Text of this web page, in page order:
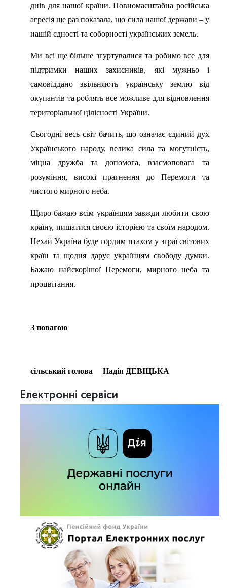
днів для нашої країни. Повномасштабна російська
агресія ще раз показала, що сила нашої держави – у
нашій єдності та соборності українських земель.
Ми всі ще більше згуртувалися та робимо все для
підтримки наших захисників, які мужньо і
самовіддано звільняють українську землю від
окупантів та роблять все можливе для відновлення
територіальної цілісності України.
Сьогодні весь світ бачить, що означає єдиний дух
Українського народу, велика сила та могутність,
міцна дружба та допомога, взаємоповага та
розуміння, високі прагнення до Перемоги та
чистого мирного неба.
Щиро бажаю всім українцям завжди любити свою
країну, пишатися своєю історією та своїм народом.
Нехай Україна буде гордим птахом у зграї світових
країн та щодня дарує українцям свободу думки.
Бажаю найскорішої Перемоги, мирного неба та
процвітання.
З повагою
сільський голова Надія ДЕВІЦЬКА
Електронні сервіси